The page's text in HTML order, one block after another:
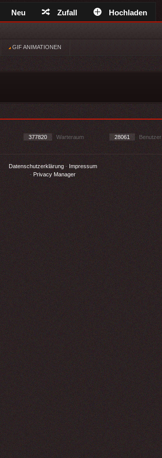
Neu Zufall Hochladen
GIF ANIMATIONEN
377820 Warteraum 28061 Benutzer
Datenschutzerklärung- Impressum
- Privacy Manager